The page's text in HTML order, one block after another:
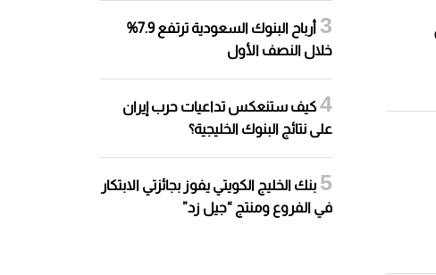
أرباح البنوك السعودية ترتفع 7.9%
خلال النصف الأول
كيف ستنعكس تداعيات حرب إيران
على نتائج البنوك الخليجية؟
بنك الخليج الكويتي يفوز بجائزتي الابتكار
في الفروع ومنتج “جيل زد”